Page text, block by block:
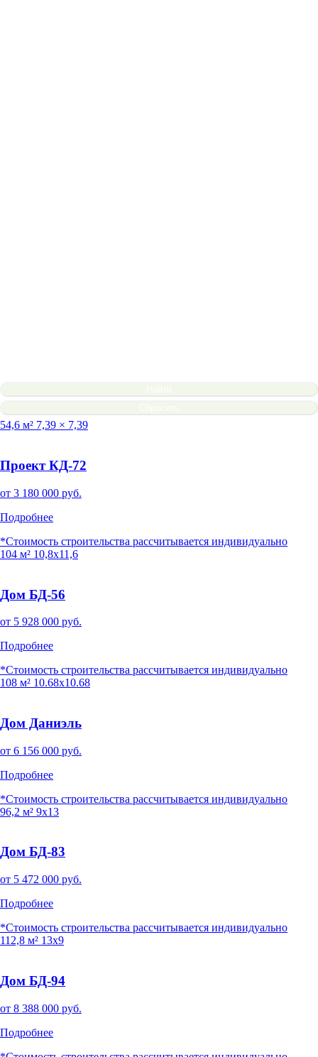
54,6 м² 7,39 × 7,39
Проект КД-72
от 3 180 000 руб.
Подробнее
*Стоимость строительства рассчитывается индивидуально
104 м² 10,8x11,6
Дом БД-56
от 5 928 000 руб.
Подробнее
*Стоимость строительства рассчитывается индивидуально
108 м² 10.68х10.68
Дом Даниэль
от 6 156 000 руб.
Подробнее
*Стоимость строительства рассчитывается индивидуально
96,2 м² 9х13
Дом БД-83
от 5 472 000 руб.
Подробнее
*Стоимость строительства рассчитывается индивидуально
112,8 м² 13x9
Дом БД-94
от 8 388 000 руб.
Подробнее